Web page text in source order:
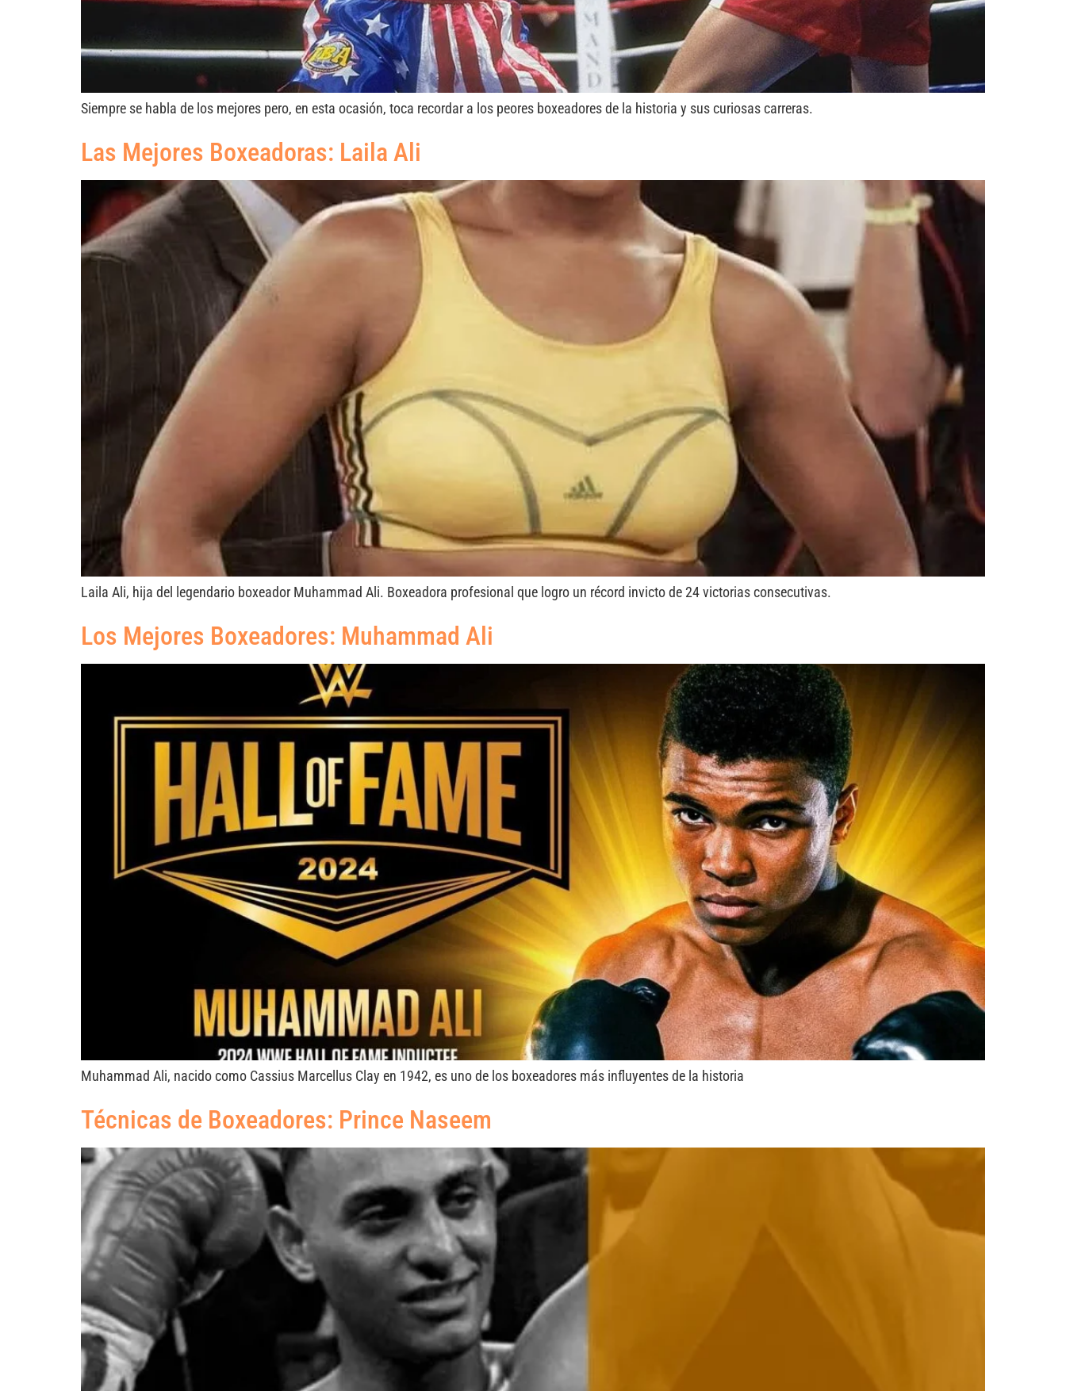
Siempre se habla de los mejores pero, en esta ocasión, toca recordar a los peores boxeadores de la historia y sus curiosas carreras.
Las Mejores Boxeadoras: Laila Ali
Laila Ali, hija del legendario boxeador Muhammad Ali. Boxeadora profesional que logro un récord invicto de 24 victorias consecutivas.
Los Mejores Boxeadores: Muhammad Ali
Muhammad Ali, nacido como Cassius Marcellus Clay en 1942, es uno de los boxeadores más influyentes de la historia
Técnicas de Boxeadores: Prince Naseem